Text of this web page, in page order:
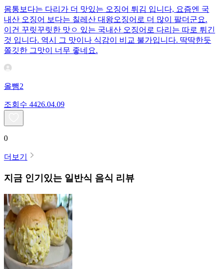
몸통보다는 다리가 더 맛있는 오징어 튀김 입니다, 요즘엔 국
내산 오징어 보다는 칠레산 대왕오징어로 더 많이 팔더군요.
이건 꾸릿꾸릿한 맛ㅇ 있는 국내산 오징어로 다리는 따로 튀긴
것 입니다. 역시 그 맛이나 식감이 비교 불가입니다. 딱딱한듯
쫄깃한 그맛이 너무 좋네요.
올뺌2
조회수 4426.04.09
0
더보기
지금 인기있는 일반식 음식 리뷰